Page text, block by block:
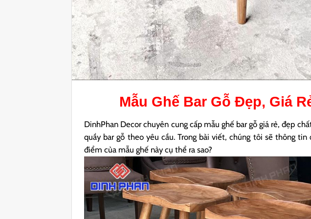
Mẫu Ghế Bar Gỗ Đẹp, Giá
DinhPhan Decor chuyên cung cấp mẫu ghế bar gỗ giá rẻ, đẹp
quầy bar gỗ theo yêu cầu. Trong bài viết, chúng tôi sẽ thông
điểm của mẫu ghế này cụ thể ra sao?